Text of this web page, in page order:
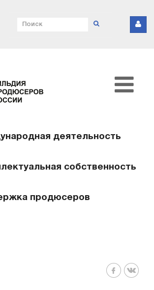
деятельность
собственность
продюсеров